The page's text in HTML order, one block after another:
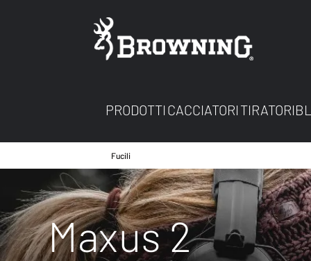
PRODOTTI CACCIATORI TIRATORI
Fucili
Maxus 2